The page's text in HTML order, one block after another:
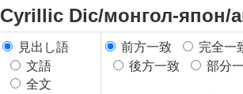
Cyrillic Dic/монгол-япон/
見出し語
文語
全文
前方一致
完全一
後方一致
部分